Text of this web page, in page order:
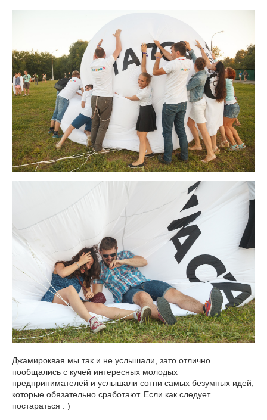
Джамироквая мы так и не услышали, зато отлично
пообщались с кучей интересных молодых
предпринимателей и услышали сотни самых безумных идей,
которые обязательно сработают. Если как следует
постараться : )